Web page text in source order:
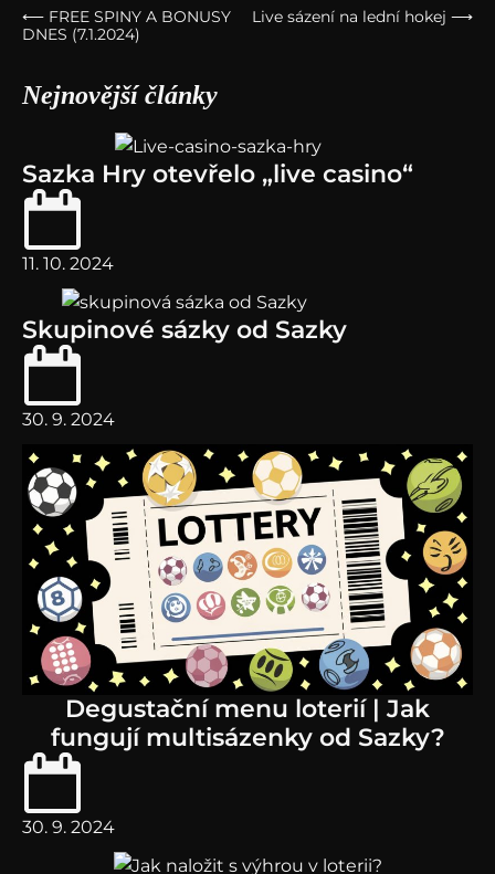
⟵ FREE SPINY A BONUSY
DNES (7.1.2024)
Live sázení na lední hokej ⟶
Nejnovější články
Sazka Hry otevřelo „live casino“
11. 10. 2024
Skupinové sázky od Sazky
30. 9. 2024
Degustační menu loterií | Jak
fungují multisázenky od Sazky?
30. 9. 2024